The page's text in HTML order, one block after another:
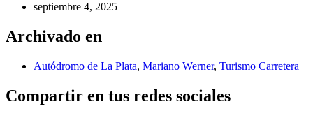
septiembre 4, 2025
Archivado en
Autódromo de La Plata, Mariano Werner, Turismo Carretera
Compartir en tus redes sociales